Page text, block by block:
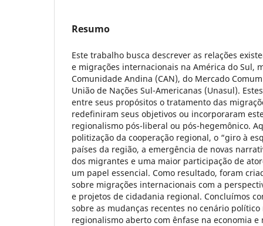
Resumo
Este trabalho busca descrever as relações
e migrações internacionais na América do Sul,
Comunidade Andina (CAN), do Mercado
União de Nações Sul-Americanas (Unasul).
entre seus propósitos o tratamento das
redefiniram seus objetivos ou incorporaram
regionalismo pós-liberal ou pós-hegemônico.
politização da cooperação regional, o “giro à
países da região, a emergência de novas
dos migrantes e uma maior participação de
um papel essencial. Como resultado, foram
sobre migrações internacionais com a
e projetos de cidadania regional. Concluímos
sobre as mudanças recentes no cenário
regionalismo aberto com ênfase na economia e